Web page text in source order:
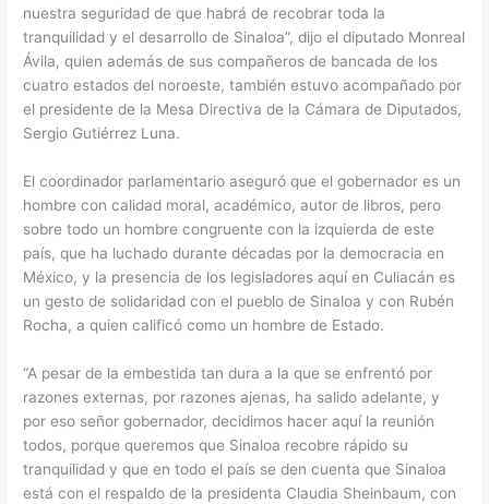
nuestra seguridad de que habrá de recobrar toda la
tranquilidad y el desarrollo de Sinaloa”, dijo el diputado Monreal
Ávila, quien además de sus compañeros de bancada de los
cuatro estados del noroeste, también estuvo acompañado por
el presidente de la Mesa Directiva de la Cámara de Diputados,
Sergio Gutiérrez Luna.
El coordinador parlamentario aseguró que el gobernador es un
hombre con calidad moral, académico, autor de libros, pero
sobre todo un hombre congruente con la izquierda de este
país, que ha luchado durante décadas por la democracia en
México, y la presencia de los legisladores aquí en Culiacán es
un gesto de solidaridad con el pueblo de Sinaloa y con Rubén
Rocha, a quien calificó como un hombre de Estado.
“A pesar de la embestida tan dura a la que se enfrentó por
razones externas, por razones ajenas, ha salido adelante, y
por eso señor gobernador, decidimos hacer aquí la reunión
todos, porque queremos que Sinaloa recobre rápido su
tranquilidad y que en todo el país se den cuenta que Sinaloa
está con el respaldo de la presidenta Claudia Sheinbaum, con